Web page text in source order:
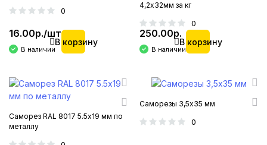
0
16.00р./шт
В наличии
В корзину
4,2х32мм за кг
0
250.00р.
В наличии
В корзину
Саморез RAL 8017 5.5х19 мм по
металлу
Саморезы 3,5х35 мм
0